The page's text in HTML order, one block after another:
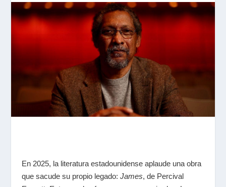
En 2025, la literatura estadounidense aplaude una obra
que sacude su propio legado: James, de Percival